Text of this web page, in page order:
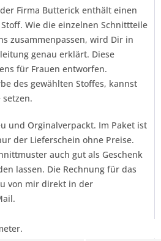
Firma Butterick enthält einen
Wie die einzelnen Schnittteile
zusammenpassen, wird Dir in
genau erklärt. Diese
für Frauen entworfen.
des gewählten Stoffes, kannst
und Orginalverpackt. Im Paket ist
der Lieferschein ohne Preise.
auch gut als Geschenk
lassen. Die Rechnung für das
von mir direkt in der